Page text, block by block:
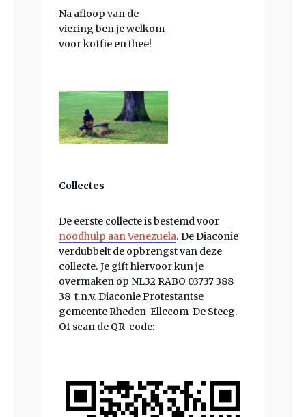
Na afloop van de
viering ben je welkom
voor koffie en thee!
Collectes
De eerste collecte is bestemd voor
noodhulp aan Venezuela. De Diaconie
verdubbelt de opbrengst van deze
collecte. Je gift hiervoor kun je
overmaken op NL32 RABO 03737 388
38 t.n.v. Diaconie Protestantse
gemeente Rheden-Ellecom-De Steeg.
Of scan de QR-code: